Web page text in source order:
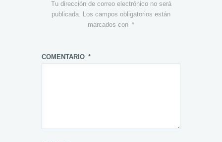
Tu dirección de correo electrónico no será
publicada. Los campos obligatorios están
marcados con *
COMENTARIO *